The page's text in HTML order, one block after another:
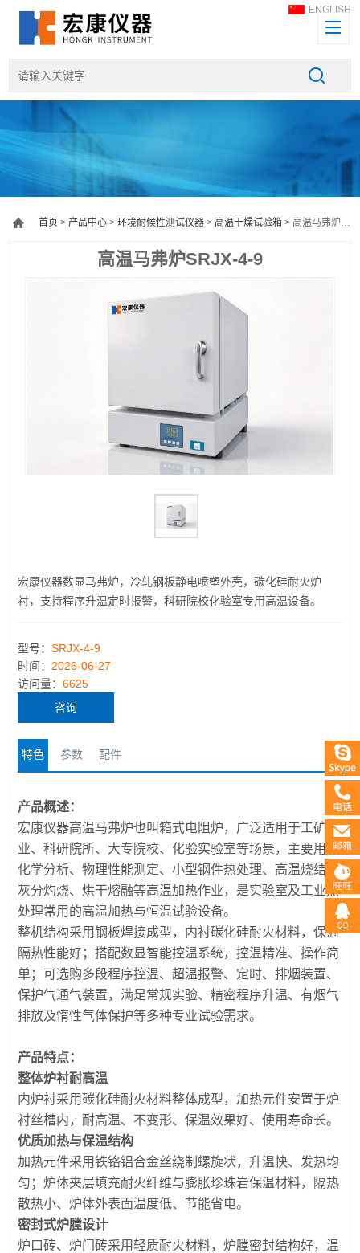
ENGLISH
首页 >产品中心 >环境耐候性测试仪器 > 高温干燥试验箱 > 高温马弗炉SRJX-4-9
高温马弗炉SRJX-4-9
宏康仪器数显马弗炉，冷轧钢板静电喷塑外壳，碳化硅耐火炉
衬，支持程序升温定时报警，科研院校化验室专用高温设备。
型号：SRJX-4-9
时间： 2026-06-27
访问量：6625
咨询
特色 参数 配件
产品概述：
宏康仪器高温马弗炉也叫箱式电阻炉，广泛适用于工矿企
业、科研院所、大专院校、化验实验室等场景，主要用于
化学分析、物理性能测定、小型钢件热处理、高温烧结、
灰分灼烧、烘干熔融等高温加热作业，是实验室及工业热
处理常用的高温加热与恒温试验设备。
整机结构采用钢板焊接成型，内衬碳化硅耐火材料，保温
隔热性能好；搭配数显智能控温系统，控温精准、操作简
单；可选购多段程序控温、超温报警、定时、排烟装置、
保护气通气装置，满足常规实验、精密程序升温、有烟气
排放及惰性气体保护等多种专业试验需求。
产品特点：
整体炉衬耐高温
内炉衬采用碳化硅耐火材料整体成型，加热元件安置于炉
衬丝槽内，耐高温、不变形、保温效果好、使用寿命长。
优质加热与保温结构
加热元件采用铁铬铝合金丝绕制螺旋状，升温快、发热均
匀；炉体夹层填充耐火纤维与膨胀珍珠岩保温材料，隔热
散热小、炉体外表面温度低、节能省电。
密封式炉膛设计
炉口砖、炉门砖采用轻质耐火材料，炉膛密封结构好，温